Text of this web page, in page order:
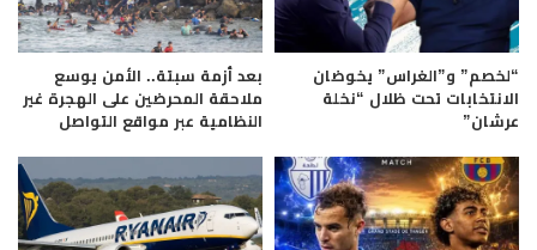
“لخصم” و”الغراس” يخوضان
الانتخابات تحت ظلال “نخلة
عرشان”
بعد أزمة سبتة.. الأمن يوسع
ملاحقة المحرضين على الهجرة غير
النظامية عبر مواقع التواصل